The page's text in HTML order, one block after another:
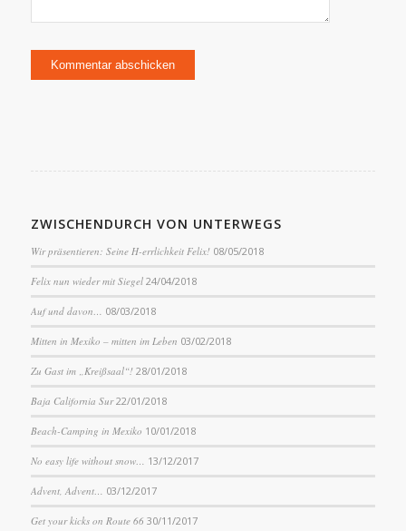
ZWISCHENDURCH VON UNTERWEGS
Wir präsentieren: Seine H-errlichkeit Felix! 08/05/2018
Felix nun wieder mit Siegel 24/04/2018
Auf und davon… 08/03/2018
Mitten in Mexiko – mitten im Leben 03/02/2018
Zu Gast im „Kreißsaal“! 28/01/2018
Baja California Sur 22/01/2018
Beach-Camping in Mexiko 10/01/2018
No easy life without snow… 13/12/2017
Advent, Advent… 03/12/2017
Get your kicks on Route 66 30/11/2017